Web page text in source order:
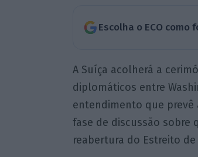
Escolha o ECO
A Suíça acolherá a
diplomáticos entre
entendimento que prevê
fase de discussão sobre
reabertura do Estreito de